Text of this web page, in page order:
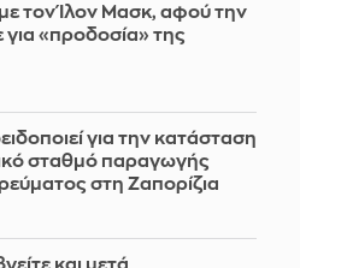
τον Ίλον Μασκ, αφού την
«προδοσία» της
για την κατάσταση
σταθμό παραγωγής
στη Ζαπορίζια
και μετά